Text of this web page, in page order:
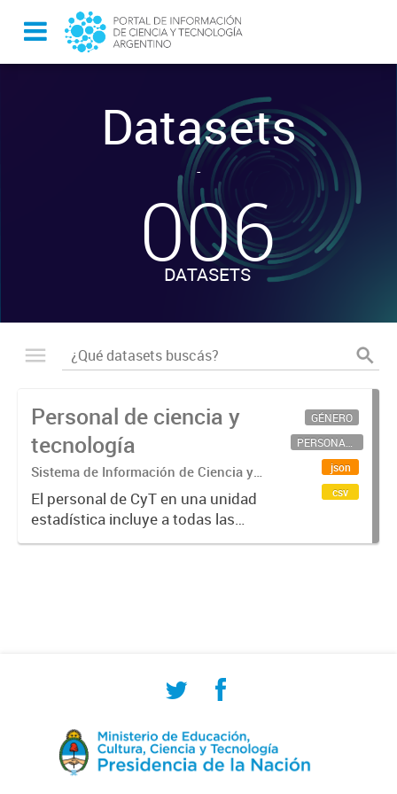
Datasets
-
006
DATASETS
Personal de ciencia y
tecnología
Sistema de Información de Ciencia y
Tecnología Argentino (SICYTAR)
El personal de CyT en una unidad
estadística incluye a todas las
personas involucradas
GÉNERO
PERSONAL CIENTÍFICO-TECNOLÓGICO
json
csv